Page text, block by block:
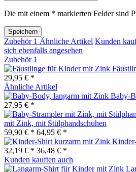
Die mit einem * markierten Felder sind
Speichern
Zubehör 1 Ähnliche Artikel Kunden
sich ebenfalls angesehen
Zubehör 1
29,95 € *
Ähnliche Artikel
Baby-
27,95 € *
mit Zink, mit Stülphandschuhen
59,90 € * 64,95 € *
32,19 € * 36,48 € *
Kunden kauften auch